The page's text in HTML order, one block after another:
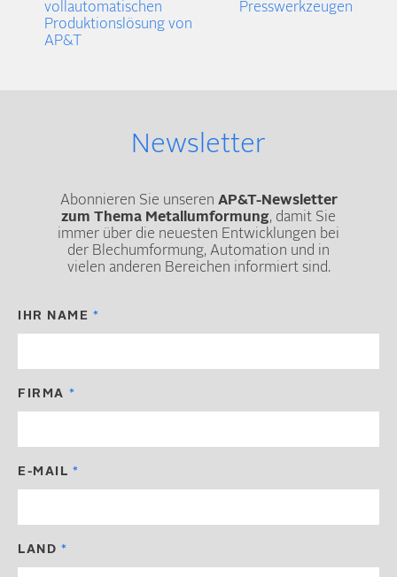
vollautomatischen
Produktionslösung von
AP&T
Presswerkzeugen
Newsletter
Abonnieren Sie unseren AP&T-Newsletter
zum Thema Metallumformung, damit Sie
immer über die neuesten Entwicklungen bei
der Blechumformung, Automation und in
vielen anderen Bereichen informiert sind.
IHR NAME
FIRMA
E-MAIL
LAND